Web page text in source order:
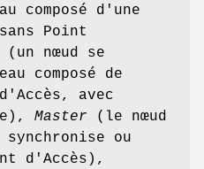
composé d'une
Point
(un nœud se
composé de
avec
Master (le nœud
ou
d'Accès),